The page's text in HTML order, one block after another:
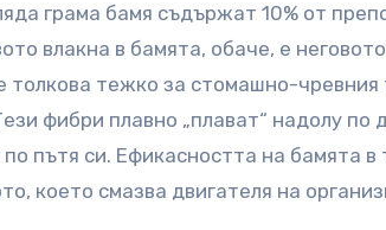
грама бамя съдържат 10% от
влакна в бамята, обаче, е
толкова тежко за стомашно-чревния
фибри плавно „плават“ надолу по
пътя си. Ефикасността на бамята
което смазва двигателя на